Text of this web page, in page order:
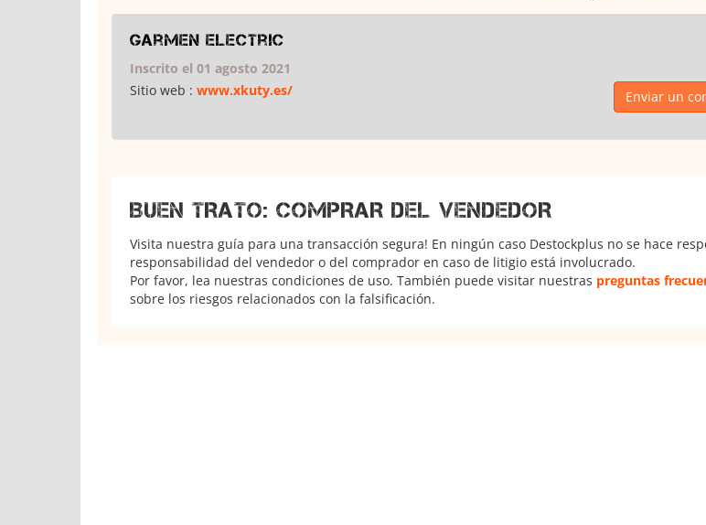
garmen electric
Inscrito el 01 agosto 2021
Sitio web : www.xkuty.es/ Enviar un
BUEN TRATO: COMPRAR DEL VENDEDOR
Visita nuestra guía para una transacción segura! En ningún caso Destockplus no se hace
responsabilidad del vendedor o del comprador en caso de litigio está involucrado.
Por favor, lea nuestras condiciones de uso. También puede visitar nuestras preguntas
sobre los riesgos relacionados con la falsificación.